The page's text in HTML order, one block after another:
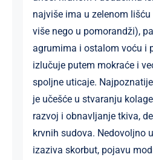
najviše ima u zelenom
više nego u pomorandži),
agrumima i ostalom voću i
izlučuje putem mokraće i
spoljne uticaje.
je učešće u stvaranju
razvoj i obnavljanje tkiva,
krvnih sudova. Nedovoljno
izaziva skorbut, pojavu